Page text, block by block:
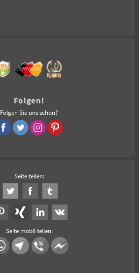
Folgen!
Folgen Sie uns schon?
Seite teilen:
Seite mobil teilen: